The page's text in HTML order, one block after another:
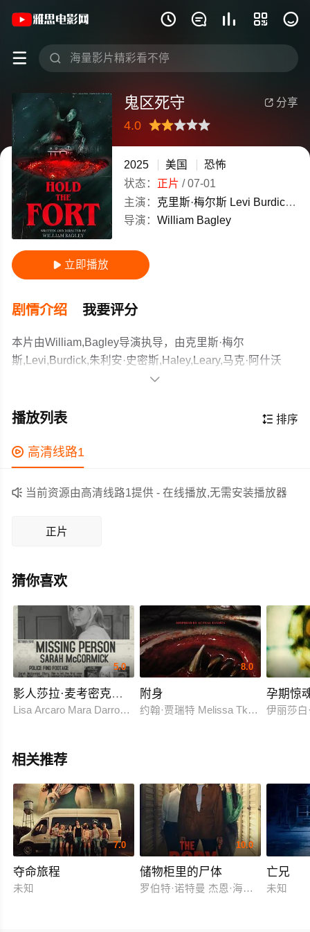
    
 
《鬼区死守》(2025)美国英语高清电影
 分享
鬼区死守
4.0
很差
较差还行推荐力荐
2025 美国
恐怖
状态： 正片 /07-01
主演： 克里斯·梅尔斯 Levi Burdick
朱
导演： William Bagley
 立即播放
剧情介绍 我要评分
本片由William,Bagley导演执导，由克里斯·梅尔
斯,Levi,Burdick,朱利安·史密斯,Haley,Leary,马克·阿什沃
斯,Owen,Bagley,Amy,Bull,托尔迪·克拉
情节跌岩起伏、扣人心弦，领广大恐怖片爱好者和观众们
开启安稳的新生活，却先要受制于刻板严苛的业主协会规
开启，成群的嗜血怪物破土而出，昔日祥和的郊区街道瞬
间沦为血肉横飞的屠宰场。夫妻俩被困在自家房屋内，退
路全断，求援无门，只能在摇摇欲坠的防线后拼死抵抗，
烈的家园保卫战。
作为一部 上映的恐怖电影，在当期同类题材影片中具有一
定的看点，在演员表现和剧情架构上也都有不错的亮点，
剧情紧凑，角色塑造鲜明，适合喜欢恐怖类电影的观众观

 排序
播放列表
 高清线路1
 当前资源由高清线路1提供 - 在线播放,无需安装播放器
正片
猜你喜欢
5.0
影人莎拉·麦考密克的最后一段录像
Lisa Arcaro Mara Darrow Michael Kenneth Fahr Scott Geiter
8.0
附身
约翰·贾瑞特 Melissa Tkautz 林肯·
孕期惊
伊丽莎白
相关推荐
7.0
夺命旅程
未知
10.0
储物柜里的尸体
罗伯特·诺特曼 杰恩·海特迈尔
亡兄
未知